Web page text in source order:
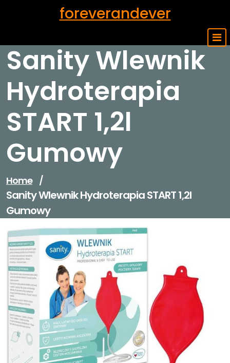
foreverandever
Sanity Wlewnik
Hydroterapia
START 1,2l
Gumowy
Home /
Sanity Wlewnik Hydroterapia START 1,2l
Gumowy